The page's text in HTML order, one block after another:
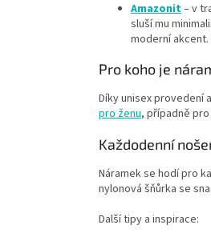
Amazonit– v
sluší mu
moderní akcent.
Pro koho je
Díky unisex provedení
pro ženu, případně
Každodenní
Náramek se hodí pro
nylonová šňůrka se
Další tipy a inspirace: